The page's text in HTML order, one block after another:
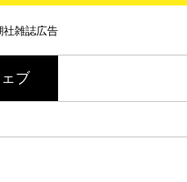
社雑誌広告
ブ